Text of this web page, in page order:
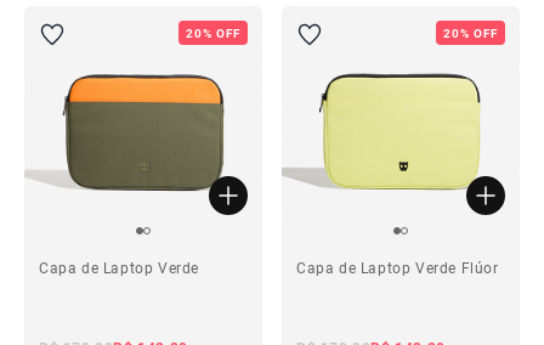
20% OFF
Capa de Laptop Verde
20% OFF
Capa de Laptop Verde Flúor